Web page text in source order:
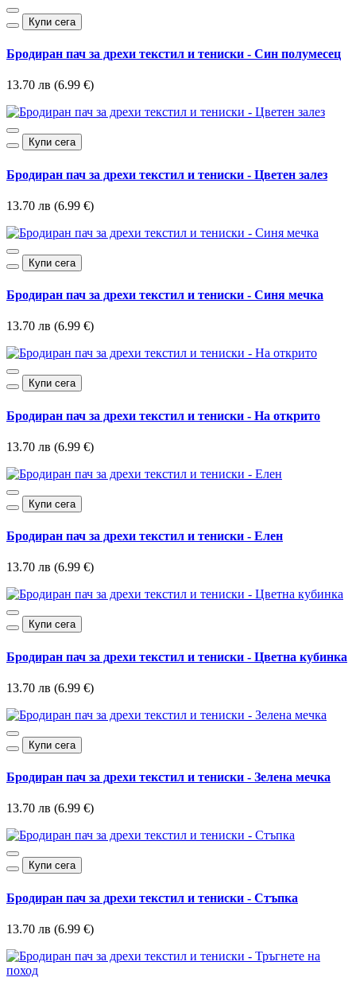
Купи сега
Бродиран пач за дрехи текстил и тениски - Син полумесец
13.70 лв (6.99 €)
Купи сега
Бродиран пач за дрехи текстил и тениски - Цветен залез
13.70 лв (6.99 €)
Купи сега
Бродиран пач за дрехи текстил и тениски - Синя мечка
13.70 лв (6.99 €)
Купи сега
Бродиран пач за дрехи текстил и тениски - На открито
13.70 лв (6.99 €)
Купи сега
Бродиран пач за дрехи текстил и тениски - Елен
13.70 лв (6.99 €)
Купи сега
Бродиран пач за дрехи текстил и тениски - Цветна кубинка
13.70 лв (6.99 €)
Купи сега
Бродиран пач за дрехи текстил и тениски - Зелена мечка
13.70 лв (6.99 €)
Купи сега
Бродиран пач за дрехи текстил и тениски - Стъпка
13.70 лв (6.99 €)